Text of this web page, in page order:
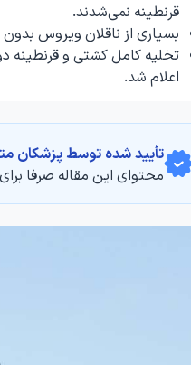
قرنطینه نمی‌شدند.
بسیاری از ناقلان ویروس
تخلیه کامل کشتی و قرنطینه
اعلام شد.
تأیید‌‌‌‌‌‌‌ شده توسط پزشکان
محتوای این مقاله صرفا